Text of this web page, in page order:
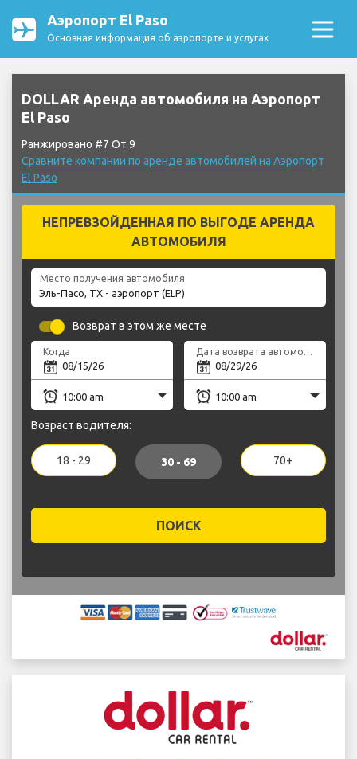
Аэропорт El Paso
Основная информация об аэропорте и услугах
DOLLAR Аренда автомобиля на Аэропорт
El Paso
Ранжировано #7 От 9
Сравните компании по аренде автомобилей на Аэропорт
El Paso
НЕПРЕВЗОЙДЕННАЯ ПО ВЫГОДЕ АРЕНДА
АВТОМОБИЛЯ
Место получения автомобиля
Возврат в этом же месте
Когда Дата возврата автомобиля
Возраст водителя:
18 - 29 30 - 69 70+
ПОИСК